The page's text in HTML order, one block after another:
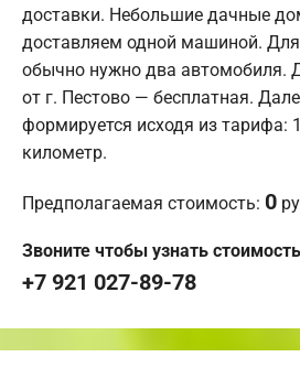
доставки. Небольшие дачные
доставляем одной машиной.
обычно нужно два автомобиля.
от г. Пестово — бесплатная.
формируется исходя из тарифа:
километр.
Предполагаемая стоимость: 0
Звоните чтобы узнать
+7 921 027-89-78